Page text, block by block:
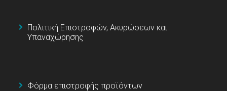
Πολιτική Επιστροφών, Ακυρώσεων και
Υπαναχώρησης
Φόρμα επιστροφής προϊόντων